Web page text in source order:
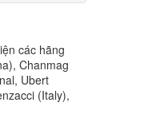
các hãng
Chanmag
Ubert
(Italy),